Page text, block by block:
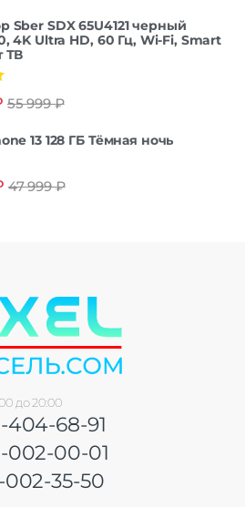
Sber SDX 65U4121 черный
4K Ultra HD, 60 Гц, Wi-Fi, Smart
ТВ
55 999₽
13 128 ГБ Тёмная ночь
47 999₽
до 20:00
404-68-91
002-00-01
002-35-50